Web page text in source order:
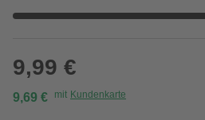
9,99 €
9,69 € mit Kundenkarte